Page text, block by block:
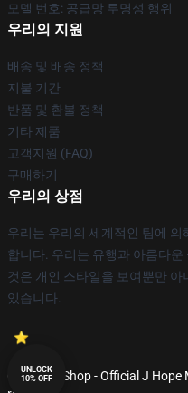
모델 번호: 공급망 투명성 행위
우리의 지원
배송 및 배송 정책
지불 기간
반품 및 환불 정책
기타 제품
고객지원 (FAQ)
구매하기
우리의 상점
우리는 우리의 세계적인 팀에
합니다. 우리는 유행과 아름다운
것은 개인 스타일을 보여뿐만
있습니다.
© J Hope Shop - Official J
UNLOCK
10% OFF